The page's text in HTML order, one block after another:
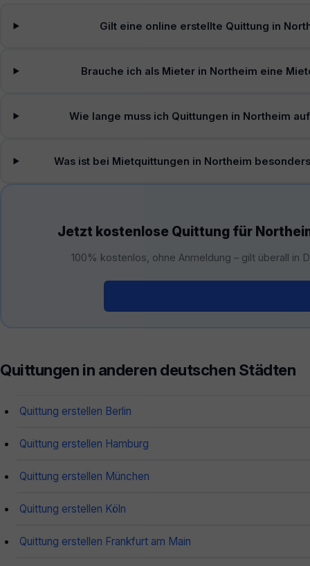
Gilt eine online erstellte Quittung in
Brauche ich als Mieter in Northeim eine
Wie lange muss ich Quittungen in Northeim
Was ist bei Mietquittungen in Northeim
Jetzt kostenlose Quittung für
100% kostenlos, ohne Anmeldung – gilt überall in
Quittungen in anderen deutschen Städten
Quittung erstellen Berlin
Quittung erstellen Hamburg
Quittung erstellen München
Quittung erstellen Köln
Quittung erstellen Frankfurt am Main